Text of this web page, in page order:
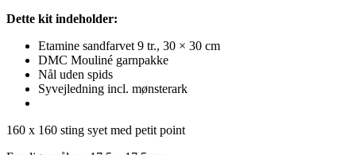
Dette kit indeholder:
Etamine sandfarvet 9 tr., 30 × 30 cm
DMC Mouliné garnpakke
Nål uden spids
Syvejledning incl. mønsterark
160 x 160 sting syet med petit point